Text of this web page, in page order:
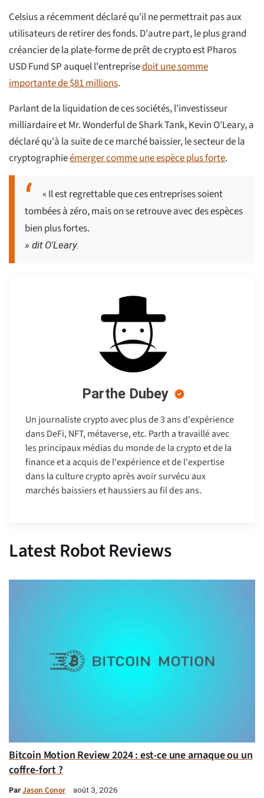
Celsius a récemment déclaré qu'il ne permettrait pas aux
utilisateurs de retirer des fonds. D'autre part, le plus grand
créancier de la plate-forme de prêt de crypto est Pharos
USD Fund SP auquel l'entreprisedoit une somme
importante de $81 millions.
Parlant de la liquidation de ces sociétés, l'investisseur
milliardaire et Mr. Wonderful de Shark Tank, Kevin O'Leary, a
déclaré qu'à la suite de ce marché baissier, le secteur de la
cryptographieémerger comme une espèce plus forte.
« Il est regrettable que ces entreprises soient
tombées à zéro, mais on se retrouve avec des espèces
bien plus fortes.
» dit O'Leary.
Parthe Dubey
Un journaliste crypto avec plus de 3 ans d'expérience
dans DeFi, NFT, métaverse, etc. Parth a travaillé avec
les principaux médias du monde de la crypto et de la
finance et a acquis de l'expérience et de l'expertise
dans la culture crypto après avoir survécu aux
marchés baissiers et haussiers au fil des ans.
Latest Robot Reviews
Bitcoin Motion Review 2024 : est-ce une arnaque ou un
coffre-fort ?
ParJason Conor août 3, 2026